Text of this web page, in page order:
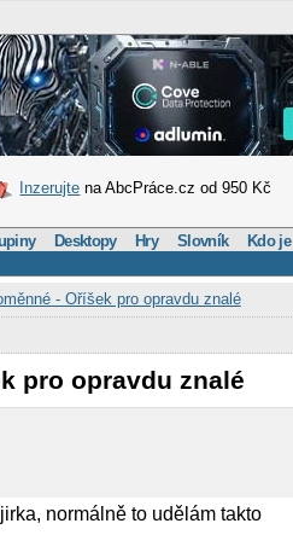
Inzerujte na AbcPráce.cz od 950 Kč
Desktopy Hry Slovník Kdo je
- Oříšek pro opravdu znalé
pro opravdu znalé
normálně to udělám takto